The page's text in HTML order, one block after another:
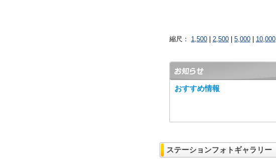
縮尺： 1,500 2,500 5,000 10,000
おすすめ情報
ステーションフォトギャラリー